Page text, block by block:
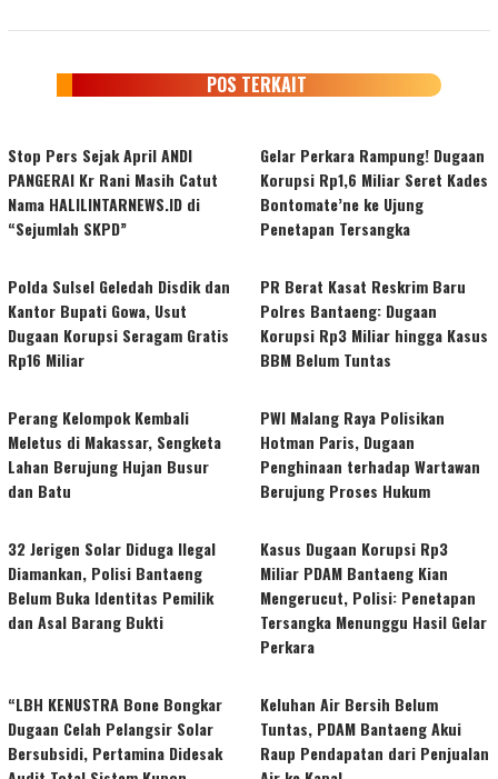
POS TERKAIT
Stop Pers Sejak April ANDI
PANGERAI Kr Rani Masih Catut
Nama HALILINTARNEWS.ID di
“Sejumlah SKPD”
Gelar Perkara Rampung! Dugaan
Korupsi Rp1,6 Miliar Seret Kades
Bontomate’ne ke Ujung
Penetapan Tersangka
Polda Sulsel Geledah Disdik dan
Kantor Bupati Gowa, Usut
Dugaan Korupsi Seragam Gratis
Rp16 Miliar
PR Berat Kasat Reskrim Baru
Polres Bantaeng: Dugaan
Korupsi Rp3 Miliar hingga Kasus
BBM Belum Tuntas
Perang Kelompok Kembali
Meletus di Makassar, Sengketa
Lahan Berujung Hujan Busur
dan Batu
PWI Malang Raya Polisikan
Hotman Paris, Dugaan
Penghinaan terhadap Wartawan
Berujung Proses Hukum
32 Jerigen Solar Diduga Ilegal
Diamankan, Polisi Bantaeng
Belum Buka Identitas Pemilik
dan Asal Barang Bukti
Kasus Dugaan Korupsi Rp3
Miliar PDAM Bantaeng Kian
Mengerucut, Polisi: Penetapan
Tersangka Menunggu Hasil Gelar
Perkara
“LBH KENUSTRA Bone Bongkar
Dugaan Celah Pelangsir Solar
Bersubsidi, Pertamina Didesak
Keluhan Air Bersih Belum
Tuntas, PDAM Bantaeng Akui
Raup Pendapatan dari Penjualan